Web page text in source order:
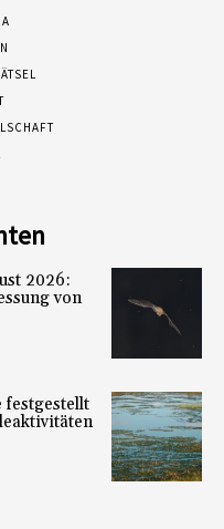
2026:
von
festgestellt